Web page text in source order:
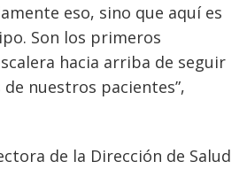
eso, sino que aquí es
Son los primeros
hacia arriba de seguir
nuestros pacientes”,
de la Dirección de Salud